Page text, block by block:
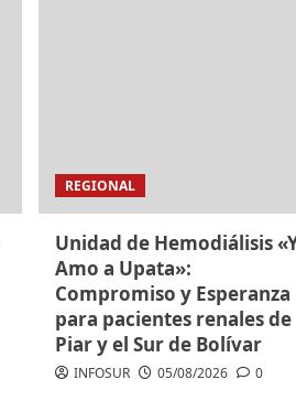
REGIONAL
Unidad de Hemodiálisis
Amo a Upata»:
Compromiso y Esperanza
para pacientes renales de
Piar y el Sur de Bolívar
INFOSUR 05/08/2026 0